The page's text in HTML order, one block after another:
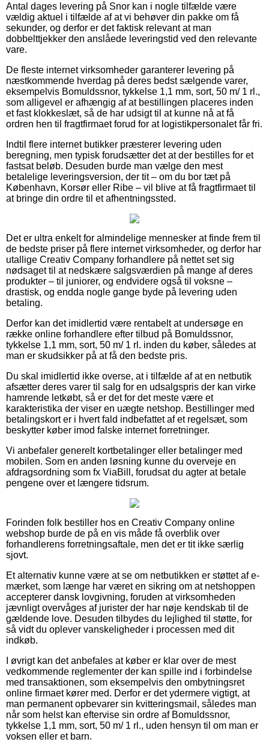
Antal dages levering på Snor kan i nogle tilfælde være
vældig aktuel i tilfælde af at vi behøver din pakke om få
sekunder, og derfor er det faktisk relevant at man
dobbelttjekker den anslåede leveringstid ved den relevante
vare.
De fleste internet virksomheder garanterer levering på
næstkommende hverdag på deres bedst sælgende varer,
eksempelvis Bomuldssnor, tykkelse 1,1 mm, sort, 50 m/ 1 rl.,
som alligevel er afhængig af at bestillingen placeres inden
et fast klokkeslæt, så de har udsigt til at kunne nå at få
ordren hen til fragtfirmaet forud for at logistikpersonalet får fri.
Indtil flere internet butikker præsterer levering uden
beregning, men typisk forudsætter det at der bestilles for et
fastsat beløb. Desuden burde man vælge den mest
betalelige leveringsversion, der tit – om du bor tæt på
København, Korsør eller Ribe – vil blive at få fragtfirmaet til
at bringe din ordre til et afhentningssted.
Det er ultra enkelt for almindelige mennesker at finde frem til
de bedste priser på flere internet virksomheder, og derfor har
utallige Creativ Company forhandlere på nettet set sig
nødsaget til at nedskære salgsværdien på mange af deres
produkter – til juniorer, og endvidere også til voksne –
drastisk, og endda nogle gange byde på levering uden
betaling.
Derfor kan det imidlertid være rentabelt at undersøge en
række online forhandlere efter tilbud på Bomuldssnor,
tykkelse 1,1 mm, sort, 50 m/ 1 rl. inden du køber, således at
man er skudsikker på at få den bedste pris.
Du skal imidlertid ikke overse, at i tilfælde af at en netbutik
afsætter deres varer til salg for en udsalgspris der kan virke
hamrende letkøbt, så er det for det meste være et
karakteristika der viser en uægte netshop. Bestillinger med
betalingskort er i hvert fald indbefattet af et regelsæt, som
beskytter køber imod falske internet forretninger.
Vi anbefaler generelt kortbetalinger eller betalinger med
mobilen. Som en anden løsning kunne du overveje en
afdragsordning som fx ViaBill, forudsat du agter at betale
pengene over et længere tidsrum.
Forinden folk bestiller hos en Creativ Company online
webshop burde de på en vis måde få overblik over
forhandlerens forretningsaftale, men det er tit ikke særlig
sjovt.
Et alternativ kunne være at se om netbutikken er støttet af e-
mærket, som længe har været en sikring om at netshoppen
accepterer dansk lovgivning, foruden at virksomheden
jævnligt overvåges af jurister der har nøje kendskab til de
gældende love. Desuden tilbydes du lejlighed til støtte, for
så vidt du oplever vanskeligheder i processen med dit
indkøb.
I øvrigt kan det anbefales at køber er klar over de mest
vedkommende reglementer der kan spille ind i forbindelse
med transaktionen, som eksempelvis den ombytningsret
online firmaet kører med. Derfor er det ydermere vigtigt, at
man permanent opbevarer sin kvitteringsmail, således man
når som helst kan eftervise sin ordre af Bomuldssnor,
tykkelse 1,1 mm, sort, 50 m/ 1 rl., uden hensyn til om man er
voksen eller et barn.